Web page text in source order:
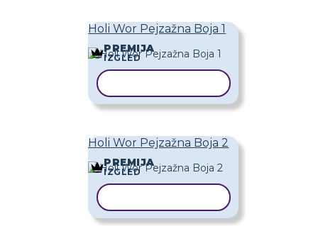
Holi Wor Pejzažna Boja 1
PREMIJA
IZGLED
Holi Wor Pejzažna Boja 2
PREMIJA
IZGLED